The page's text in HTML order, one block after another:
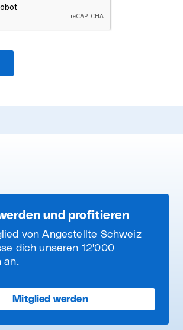
und profitieren
von Angestellte Schweiz
dich unseren 12'000
an.
Mitglied werden